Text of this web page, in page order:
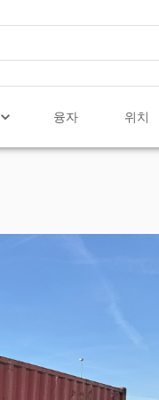
융자 위치